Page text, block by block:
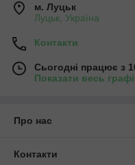
м. Луцьк
Луцьк, Україна
Контакти
Сьогодні працює з
Показати весь
Про нас
Контакти